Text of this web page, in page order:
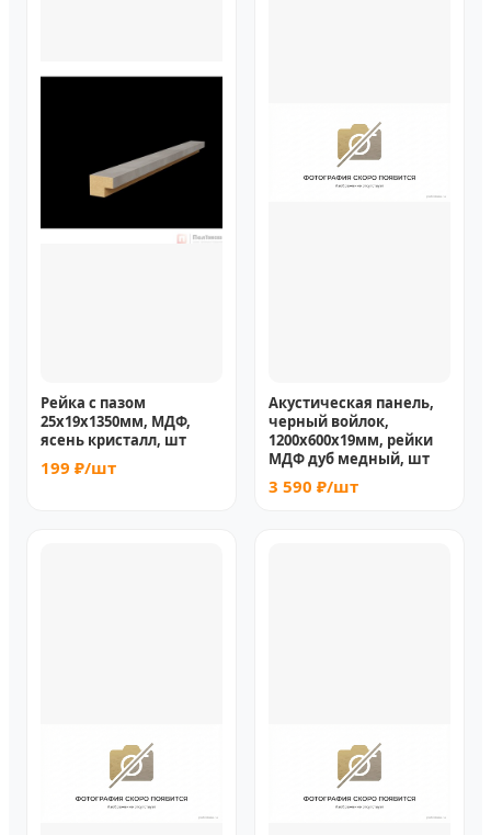
Рейка с пазом
25х19х1350мм, МДФ,
ясень кристалл, шт
199 ₽/шт
Акустическая панель,
черный войлок,
1200х600х19мм, рейки
МДФ дуб медный, шт
3 590 ₽/шт